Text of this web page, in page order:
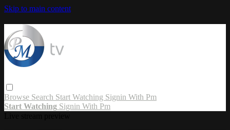
Skip to main content
Browse Search Start Watching Signin With Pm
Start Watching Signin With Pm